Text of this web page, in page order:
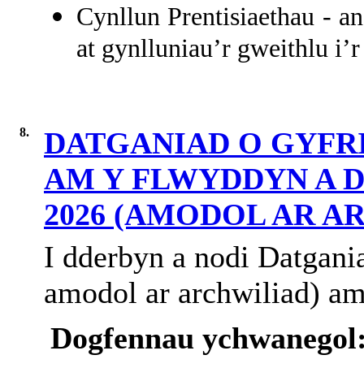
Cynllun Prentisiaethau -
at gynlluniau’r gweithlu
8.
DATGANIAD O
AM Y FLWYDDYN A
2026 (AMODOL AR
I dderbyn a nodi
amodol ar archwiliad)
Dogfennau